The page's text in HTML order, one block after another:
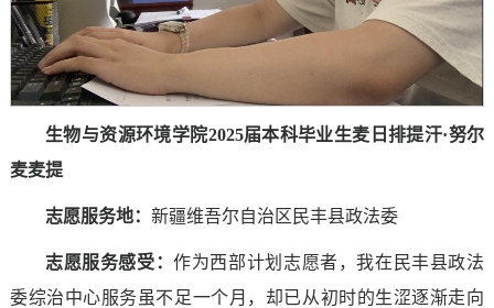
生物与资源环境学院2025届本科毕业生麦日排提汗·努尔
麦麦提
志愿服务地： 新疆维吾尔自治区民丰县政法委
志愿服务感受 ：作为西部计划志愿者，我在民丰县政法
委综治中心服务虽不足一个月，却已从初时的生涩逐渐走向